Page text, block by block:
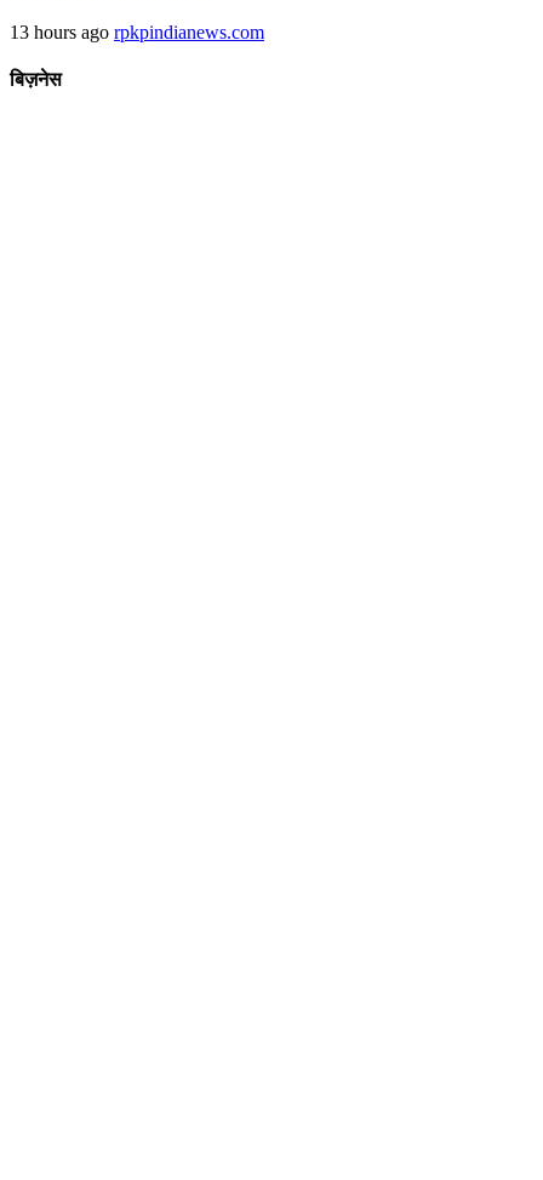
13 hours ago rpkpindianews.com
बिज़नेस